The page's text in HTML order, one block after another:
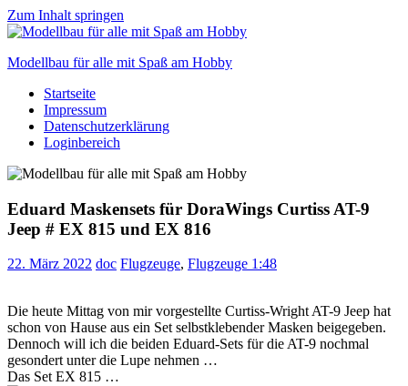
Zum Inhalt springen
Modellbau für alle mit Spaß am Hobby
Scale
modelling
to
Startseite
Impressum
Datenschutzerklärung
Loginbereich
Eduard Maskensets für DoraWings Curtiss AT-9
Jeep # EX 815 und EX 816
22. März 2022 doc Flugzeuge, Flugzeuge 1:48
Die heute Mittag von mir vorgestellte Curtiss-Wright AT-9 Jeep hat
schon von Hause aus ein Set selbstklebender Masken beigegeben.
Dennoch will ich die beiden Eduard-Sets für die AT-9 nochmal
gesondert unter die Lupe nehmen …
Das Set EX 815 …